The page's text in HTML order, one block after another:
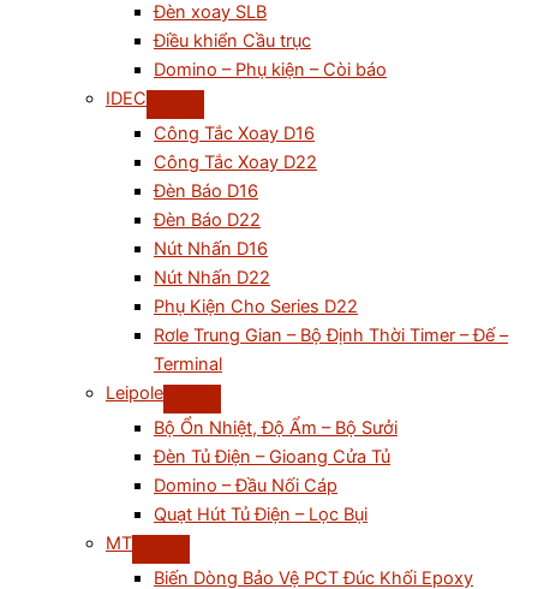
Đèn xoay SLB
Điều khiển Cầu trục
Domino – Phụ kiện – Còi báo
IDEC
Công Tắc Xoay D16
Công Tắc Xoay D22
Đèn Báo D16
Đèn Báo D22
Nút Nhấn D16
Nút Nhấn D22
Phụ Kiện Cho Series D22
Rơle Trung Gian – Bộ Định Thời Timer – Đế –
Terminal
Leipole
Bộ Ổn Nhiệt, Độ Ẩm – Bộ Sưởi
Đèn Tủ Điện – Gioang Cửa Tủ
Domino – Đầu Nối Cáp
Quạt Hút Tủ Điện – Lọc Bụi
MT
Biến Dòng Bảo Vệ PCT Đúc Khối Epoxy